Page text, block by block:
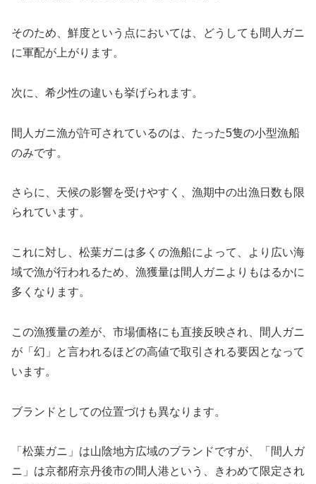
そのため、鮮度という点においては、どうしても間人ガニ
に軍配が上がります。
次に、希少性の違いも挙げられます。
間人ガニ漁が許可されているのは、たった5隻の小型漁船
のみです。
さらに、天候の影響を受けやすく、漁期中の出漁日数も限
られています。
これに対し、松葉ガニは多くの漁船によって、より広い海
域で漁が行われるため、漁獲量は間人ガニよりもはるかに
多くなります。
この漁獲量の差が、市場価格にも直接反映され、間人ガニ
が「幻」と言われるほどの高値で取引される要因となって
います。
ブランドとしての位置づけも異なります。
「松葉ガニ」は山陰地方広域のブランドですが、「間人ガ
ニ」は京都府京丹後市の間人港という、きわめて限定され